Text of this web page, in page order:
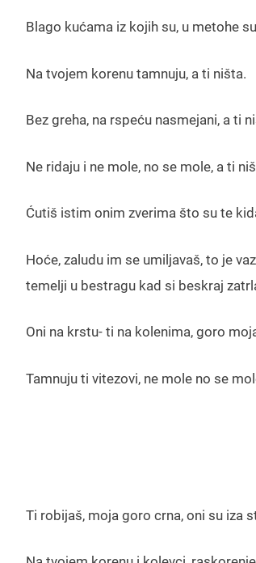
Blago kućama iz kojih su, u metohe
Na tvojem korenu tamnuju, a ti ništa.
Bez greha, na rspeću nasmejani, a ti
Ne ridaju i ne mole, no se mole, a ti
Ćutiš istim onim zverima što su te
Hoće, zaludu im se umiljavaš, to je
temelji u bestragu kad si beskraj
Oni na krstu- ti na kolenima, goro
Tamnuju ti vitezovi, ne mole no se
Ti robijaš, moja goro crna, oni su iza